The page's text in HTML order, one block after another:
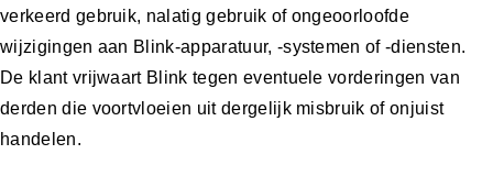
verkeerd gebruik, nalatig gebruik of ongeoorloofde
wijzigingen aan Blink-apparatuur, -systemen of -diensten.
De klant vrijwaart Blink tegen eventuele vorderingen van
derden die voortvloeien uit dergelijk misbruik of onjuist
handelen.